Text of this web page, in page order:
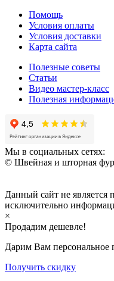
Помощь
Условия оплаты
Условия доставки
Карта сайта
Полезные советы
Статьи
Видео мастер-класс
Полезная
Мы в социальных сетях:
© Швейная и шторная
Данный сайт не является
исключительно
×
Продадим дешевле!
Дарим Вам
Получить скидку